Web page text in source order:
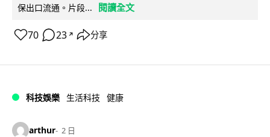
保出口流通。片段...
閱讀全文
70 23 ↗ 分享
科技娛樂 生活科技 健康
arthur 2 日